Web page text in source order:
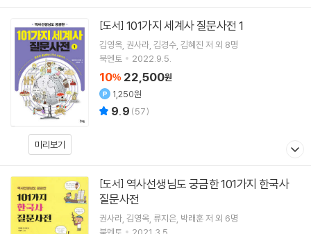
미리보기
[도서] 101가지 세계사 질문사전 1
김영옥 권사라 김경수 김혜진 저 외 8명
북멘토
2022.9.5.
10% 22,500원
1,250원
9.9 (57)
[도서]
질문사전
권사라 김영옥 류지은 박래훈저 외 6명